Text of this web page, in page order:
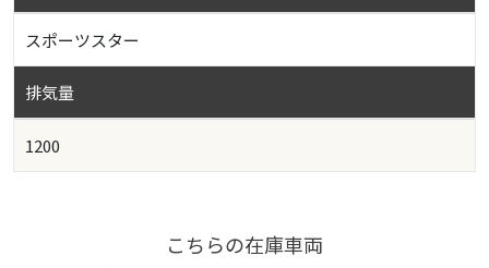
スポーツスター
排気量
1200
こちらの在庫車両